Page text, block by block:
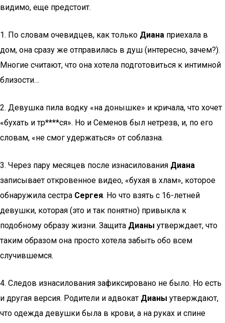
видимо, еще предстоит.
1. По словам очевидцев, как только Диана приехала в
дом, она сразу же отправилась в душ (интересно, зачем?).
Многие считают, что она хотела подготовиться к интимной
близости…
2. Девушка пила водку «на донышке» и кричала, что хочет
«бухать и тр****ся». Но и Семенов был нетрезв, и, по его
словам, «не смог удержаться» от соблазна.
3. Через пару месяцев после изнасилования Диана
записывает откровенное видео, «бухая в хлам», которое
обнаружила сестра Сергея. Но что взять с 16-летней
девушки, которая (это и так понятно) привыкла к
подобному образу жизни. Защита Дианы утверждает, что
таким образом она просто хотела забыть обо всем
случившемся.
4. Следов изнасилования зафиксировано не было. Но есть
и другая версия. Родители и адвокат Дианы утверждают,
что одежда девушки была в крови, а на руках и спине